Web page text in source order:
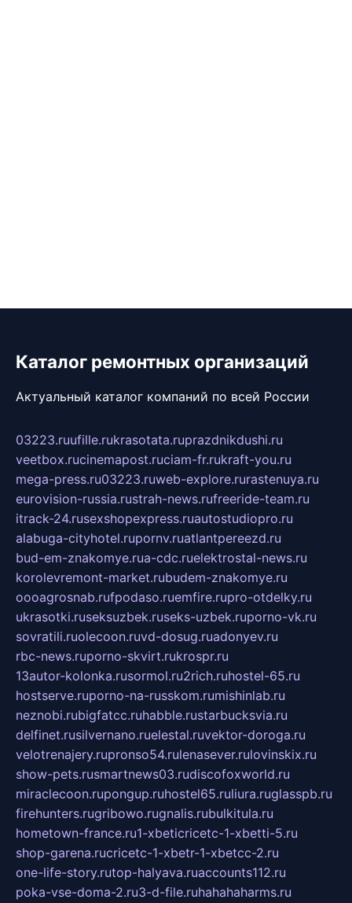
Каталог ремонтных организаций
Актуальный каталог компаний по всей России
03223.ruufille.rukrasotata.ruprazdnikdushi.ru
veetbox.rucinemapost.ruciam-fr.rukraft-you.ru
mega-press.ru03223.ruweb-explore.rurastenuya.ru
eurovision-russia.rustrah-news.rufreeride-team.ru
itrack-24.rusexshopexpress.ruautostudiopro.ru
alabuga-cityhotel.rupornv.ruatlantpereezd.ru
bud-em-znakomye.rua-cdc.ruelektrostal-news.ru
korolevremont-market.rubudem-znakomye.ru
oooagrosnab.rufpodaso.ruemfire.rupro-otdelky.ru
ukrasotki.ruseksuzbek.ruseks-uzbek.ruporno-vk.ru
sovratili.ruolecoon.ruvd-dosug.ruadonyev.ru
rbc-news.ruporno-skvirt.rukrospr.ru
13autor-kolonka.rusormol.ru2rich.ruhostel-65.ru
hostserve.ruporno-na-russkom.rumishinlab.ru
neznobi.rubigfatcc.ruhabble.rustarbucksvia.ru
delfinet.rusilvernano.ruelestal.ruvektor-doroga.ru
velotrenajery.rupronso54.rulenasever.rulovinskix.ru
show-pets.rusmartnews03.rudiscofoxworld.ru
miraclecoon.rupongup.ruhostel65.ruliura.ruglasspb.ru
firehunters.rugribowo.rugnalis.rubulkitula.ru
hometown-france.ru1-xbeticricetc-1-xbetti-5.ru
shop-garena.rucricetc-1-xbetr-1-xbetcc-2.ru
one-life-story.rutop-halyava.ruaccounts112.ru
poka-vse-doma-2.ru3-d-file.ruhahahaharms.ru